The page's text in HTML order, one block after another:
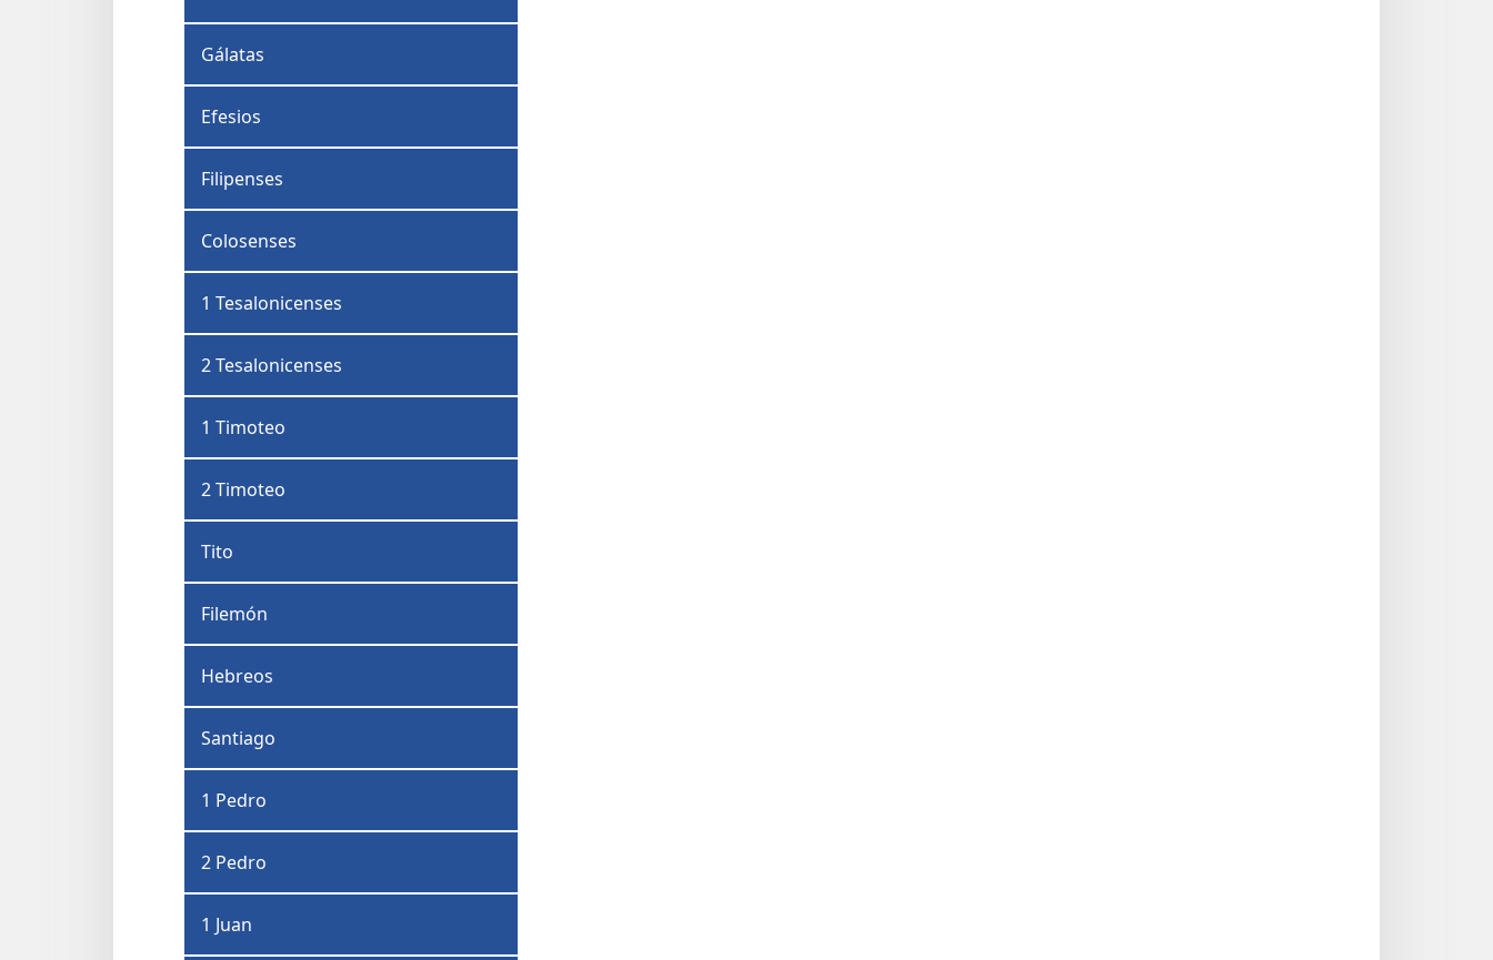
Gálatas
Efesios
Filipenses
Colosenses
1 Tesalonicenses
2 Tesalonicenses
1 Timoteo
2 Timoteo
Tito
Filemón
Hebreos
Santiago
1 Pedro
2 Pedro
1 Juan